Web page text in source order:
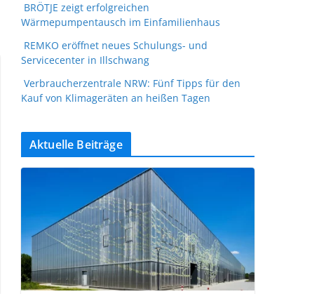
BRÖTJE zeigt erfolgreichen
Wärmepumpentausch im Einfamilienhaus
REMKO eröffnet neues Schulungs- und
Servicecenter in Illschwang
Verbraucherzentrale NRW: Fünf Tipps für den
Kauf von Klimageräten an heißen Tagen
Aktuelle Beiträge